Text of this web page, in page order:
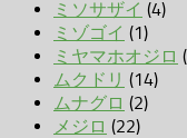
ミソサザイ (4)
ミゾゴイ (1)
ミヤマホオジロ
ムクドリ (14)
ムナグロ (2)
メジロ (22)